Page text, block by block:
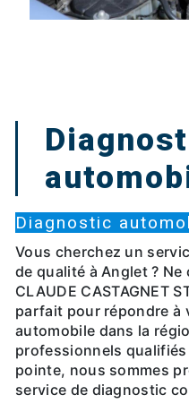
Diagnostic
Vous cherchez un
de qualité à Anglet ?
CLAUDE CASTAGNET
parfait pour répondre à
automobile dans la
professionnels
pointe, nous sommes
service de diagnostic